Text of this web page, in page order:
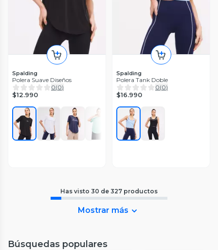
Spalding
Polera Suave Diseños
0(0)
$12.990
Spalding
Polera Tank Doble
0(0)
$16.990
Has visto 30 de 327 productos
Mostrar más
Búsquedas populares